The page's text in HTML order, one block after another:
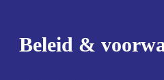
Beleid &